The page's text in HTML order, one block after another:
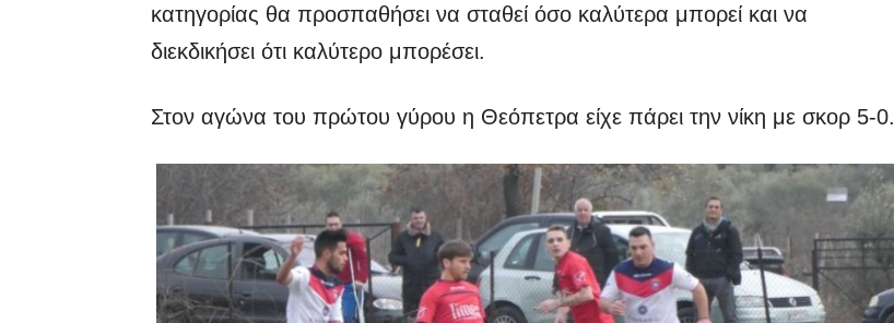
κατηγορίας θα προσπαθήσει να σταθεί όσο καλύτερα μπορεί και να
διεκδικήσει ότι καλύτερο μπορέσει.
Στον αγώνα του πρώτου γύρου η Θεόπετρα είχε πάρει την νίκη με σκορ 5-0.